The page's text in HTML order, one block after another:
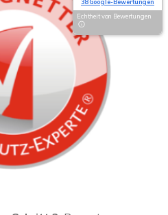
38 Google-Bewertungen
Echtheit von Bewertungen